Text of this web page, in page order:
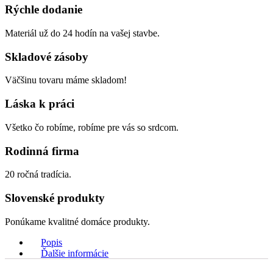
Rýchle dodanie
Materiál už do 24 hodín na vašej stavbe.
Skladové zásoby
Väčšinu tovaru máme skladom!
Láska k práci
Všetko čo robíme, robíme pre vás so srdcom.
Rodinná firma
20 ročná tradícia.
Slovenské produkty
Ponúkame kvalitné domáce produkty.
Popis
Ďalšie informácie